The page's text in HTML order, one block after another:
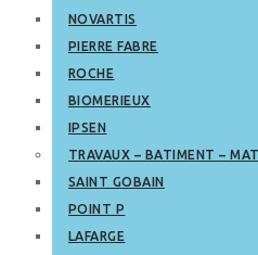
NOVARTIS
PIERRE FABRE
ROCHE
BIOMERIEUX
IPSEN
TRAVAUX – BATIMENT –
SAINT GOBAIN
POINT P
LAFARGE